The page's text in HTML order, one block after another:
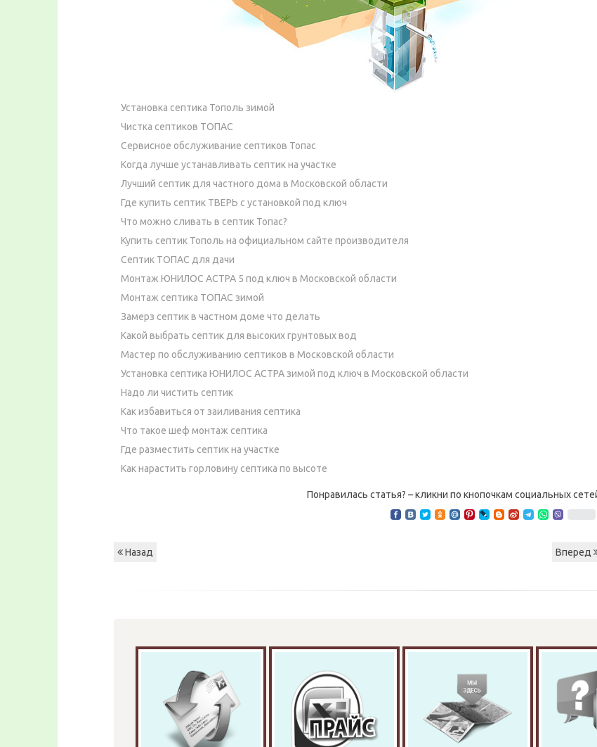
Установка септика Тополь зимой
Чистка септиков ТОПАС
Сервисное обслуживание септиков Топас
Когда лучше устанавливать септик на участке
Лучший септик для частного дома в Московской области
Где купить септик ТВЕРЬ с установкой под ключ
Что можно сливать в септик Топас?
Купить септик Тополь на официальном сайте производителя
Септик ТОПАС для дачи
Монтаж ЮНИЛОС АСТРА 5 под ключ в Московской области
Монтаж септика ТОПАС зимой
Замерз септик в частном доме что делать
Какой выбрать септик для высоких грунтовых вод
Мастер по обслуживанию септиков в Московской области
Установка септика ЮНИЛОС АСТРА зимой под ключ в Московской области
Надо ли чистить септик
Как избавиться от заиливания септика
Что такое шеф монтаж септика
Где разместить септик на участке
Как нарастить горловину септика по высоте
Понравилась статья? – кликни по кнопочкам социальных
Назад Вперед